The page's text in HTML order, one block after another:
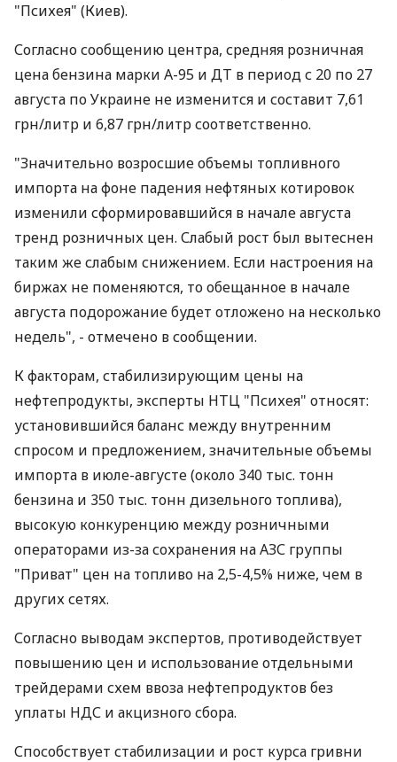
"Психея" (Киев).
Согласно сообщению центра, средняя розничная
цена бензина марки А-95 и ДТ в период с 20 по 27
августа по Украине не изменится и составит 7,61
грн/литр и 6,87 грн/литр соответственно.
"Значительно возросшие объемы топливного
импорта на фоне падения нефтяных котировок
изменили сформировавшийся в начале августа
тренд розничных цен. Слабый рост был вытеснен
таким же слабым снижением. Если настроения на
биржах не поменяются, то обещанное в начале
августа подорожание будет отложено на несколько
недель", - отмечено в сообщении.
К факторам, стабилизирующим цены на
нефтепродукты, эксперты НТЦ "Психея" относят:
установившийся баланс между внутренним
спросом и предложением, значительные объемы
импорта в июле-августе (около 340 тыс. тонн
бензина и 350 тыс. тонн дизельного топлива),
высокую конкуренцию между розничными
операторами из-за сохранения на АЗС группы
"Приват" цен на топливо на 2,5-4,5% ниже, чем в
других сетях.
Согласно выводам экспертов, противодействует
повышению цен и использование отдельными
трейдерами схем ввоза нефтепродуктов без
уплаты НДС и акцизного сбора.
Способствует стабилизации и рост курса гривни